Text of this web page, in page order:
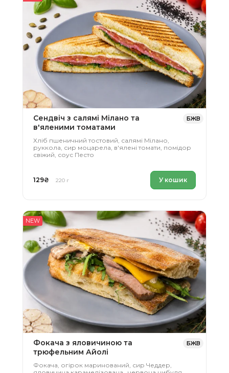
БЖВ
Сендвіч з салямі Мілано та
в'яленими томатами
Хліб пшеничний тостовий, салямі Мілано,
руккола, сир моцарела, в'ялені томати, помідор
свіжий, соус Песто
129₴ 220 г У кошик
NEW
БЖВ
Фокача з яловичиною та
трюфельним Айолі
Фокача, огірок маринований, сир Чеддер,